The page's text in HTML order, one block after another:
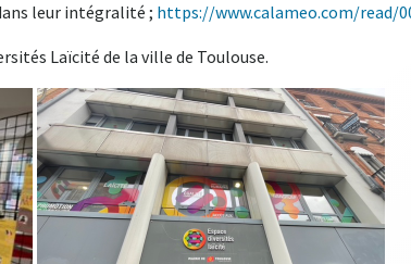
leur intégralité ; https://www.calameo.com/read/
Laïcité de la ville de Toulouse.